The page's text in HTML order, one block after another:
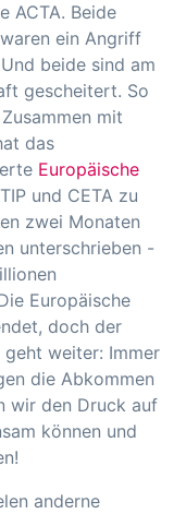
ACTA. Beide
ein Angriff
beide sind am
gescheitert. So
mit
das
Europäische
und CETA zu
zwei Monaten
unterschrieben -
Europäische
doch der
geht weiter: Immer
die Abkommen
wir den Druck auf
können und
anderne